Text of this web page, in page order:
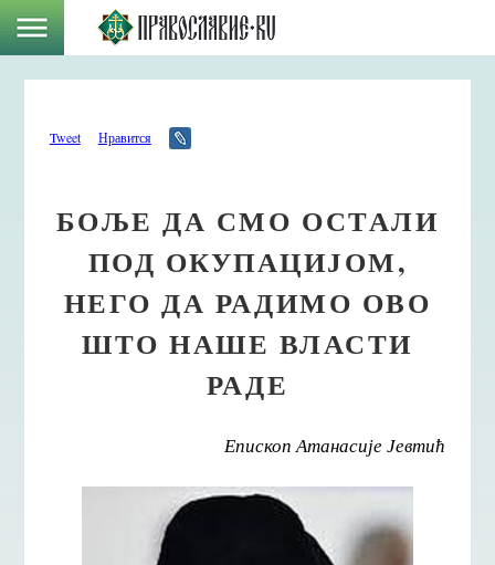
Tweet Нравится
БОЉЕ ДА СМО ОСТАЛИ
ПОД ОКУПАЦИЈОМ,
НЕГО ДА РАДИМО ОВО
ШТО НАШЕ ВЛАСТИ
РАДЕ
Епископ Атанасије Јевтић